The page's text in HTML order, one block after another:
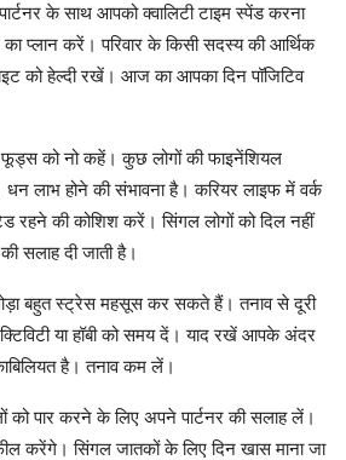
के साथ आपको क्वालिटी टाइम स्पेंड करना
का प्लान करें। परिवार के किसी सदस्य की आर्थिक
को हेल्दी रखें। आज का आपका दिन पॉजिटिव
को नो कहें। कुछ लोगों की फाइनेंशियल
लाभ होने की संभावना है। करियर लाइफ में वर्क
रहने की कोशिश करें। सिंगल लोगों को दिल नहीं
सलाह दी जाती है।
बहुत स्ट्रेस महसूस कर सकते हैं। तनाव से दूरी
या हॉबी को समय दें। याद रखें आपके अंदर
है। तनाव कम लें।
को पार करने के लिए अपने पार्टनर की सलाह लें।
करेंगे। सिंगल जातकों के लिए दिन खास माना जा